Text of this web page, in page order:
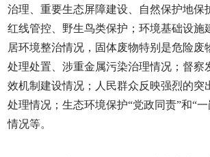
治理、重要生态屏障建设、自然保护地保
红线管控、野生鸟类保护；环境基础设施
居环境整治情况，固体废物特别是危险废
处理处置、涉重金属污染治理情况；督察
效机制建设情况；人民群众反映强烈的突
处理情况；生态环境保护“党政同责”和“
情况等。